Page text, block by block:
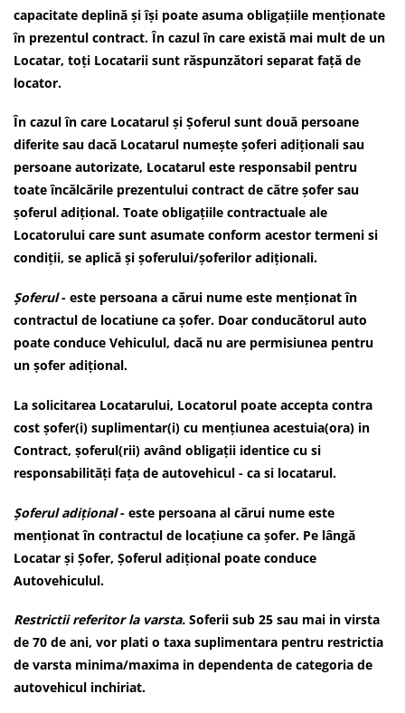
capacitate deplină și își poate asuma obligațiile menționate
în prezentul contract. În cazul în care există mai mult de un
Locatar, toți Locatarii sunt răspunzători separat față de
locator.
În cazul în care Locatarul și Șoferul sunt două persoane
diferite sau dacă Locatarul numește șoferi adiționali sau
persoane autorizate, Locatarul este responsabil pentru
toate încălcările prezentului contract de către șofer sau
șoferul adițional. Toate obligațiile contractuale ale
Locatorului care sunt asumate conform acestor termeni si
condiții, se aplică și șoferului/șoferilor adiționali.
Șoferul- este persoana a cărui nume este menționat în
contractul de locatiune ca șofer. Doar conducătorul auto
poate conduce Vehiculul, dacă nu are permisiunea pentru
un șofer adițional.
La solicitarea Locatarului, Locatorul poate accepta contra
cost șofer(i) suplimentar(i) cu mențiunea acestuia(ora) in
Contract, șoferul(rii) având obligații identice cu si
responsabilități fața de autovehicul - ca si locatarul.
Șoferul adițional- este persoana al cărui nume este
menționat în contractul de locațiune ca șofer. Pe lângă
Locatar și Șofer, Șoferul adițional poate conduce
Autovehiculul.
Restrictii referitor la varsta. Soferii sub 25 sau mai in virsta
de 70 de ani, vor plati o taxa suplimentara pentru restrictia
de varsta minima/maxima in dependenta de categoria de
autovehicul inchiriat.